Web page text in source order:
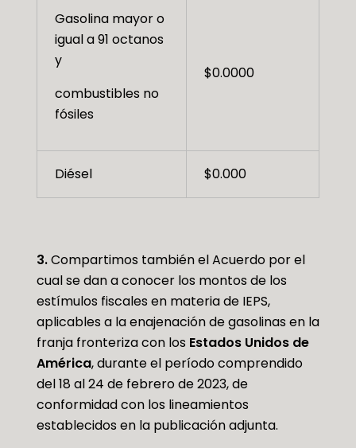
Gasolina mayor o
igual a 91 octanos
y
combustibles no
fósiles
$0.0000
Diésel $0.000
3.Compartimos también el Acuerdo por el
cual se dan a conocer los montos de los
estímulos fiscales en materia de IEPS,
aplicables a la enajenación de gasolinas en la
franja fronteriza con los Estados Unidos de
América, durante el período comprendido
del 18 al 24 de febrero de 2023, de
conformidad con los lineamientos
establecidos en la publicación adjunta.